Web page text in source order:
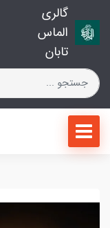
گالری
الماس
تابان